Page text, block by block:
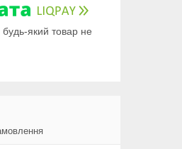
будь-який товар не